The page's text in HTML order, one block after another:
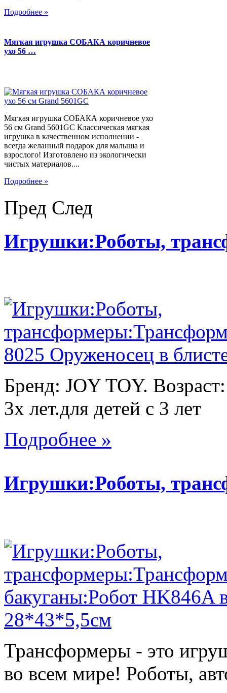
Подробнее »
Мягкая игрушка СОБАКА коричневое
ухо 56 …
Мягкая игрушка СОБАКА коричневое ухо
56 см Grand 5601GC Классическая мягкая
игрушка в качественном исполнении -
всегда желанный подарок для малыша и
взрослого! Изготовлено из экологически
чистых материалов....
Подробнее »
Пред След
Игрушки:Роботы,
Бренд: JOY TOY.
3х лет.для детей с 3 лет
Подробнее »
Игрушки:Роботы,
Трансформеры - это
во всем мире! Роботы,